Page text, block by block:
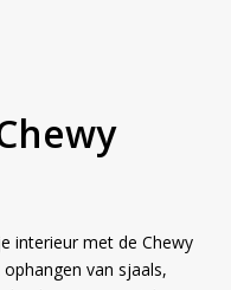
interieur met de Chewy
van sjaals,